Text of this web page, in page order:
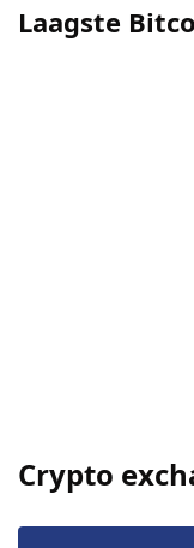
Laagste
Crypto